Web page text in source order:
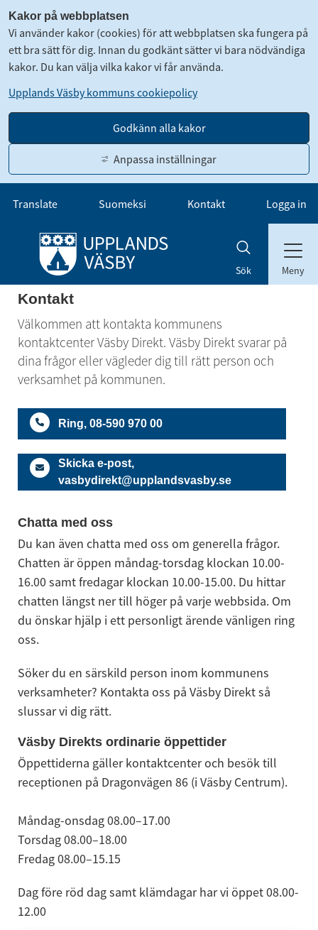
Kakor på webbplatsen
Vi använder kakor (cookies) för att webbplatsen ska fungera på
ett bra sätt för dig. Innan du godkänt sätter vi bara nödvändiga
kakor. Du kan välja vilka kakor vi får använda.
Upplands Väsby kommuns cookiepolicy
Godkänn alla kakor
Anpassa inställningar
Gå till innehåll
Translate Suomeksi Kontakt Logga in
Sök Meny
Kontakt
Välkommen att kontakta kommunens
kontaktcenter Väsby Direkt. Väsby Direkt svarar på
dina frågor eller vägleder dig till rätt person och
verksamhet på kommunen.
Ring, 08-590 970 00
Skicka e-post,
vasbydirekt@upplandsvasby.se
Chatta med oss
Du kan även chatta med oss om generella frågor.
Chatten är öppen måndag-torsdag klockan 10.00-
16.00 samt fredagar klockan 10.00-15.00. Du hittar
chatten längst ner till höger på varje webbsida. Om
du önskar hjälp i ett personligt ärende vänligen ring
oss.
Söker du en särskild person inom kommunens
verksamheter? Kontakta oss på Väsby Direkt så
slussar vi dig rätt.
Väsby Direkts ordinarie öppettider
Öppettiderna gäller kontaktcenter och besök till
receptionen på Dragonvägen 86 (i Väsby Centrum).
Måndag-onsdag 08.00–17.00
Torsdag 08.00–18.00
Fredag 08.00–15.15
Dag före röd dag samt klämdagar har vi öppet 08.00-
12.00